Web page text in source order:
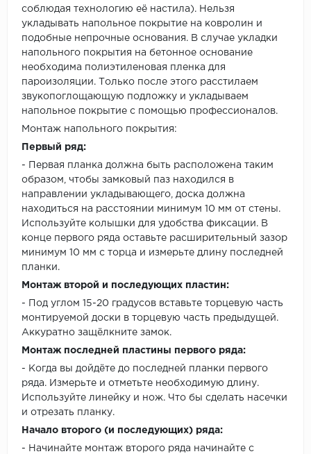
соблюдая технологию её настила). Нельзя
укладывать напольное покрытие на ковролин и
подобные непрочные основания. В случае укладки
напольного покрытия на бетонное основание
необходима полиэтиленовая пленка для
пароизоляции. Только после этого расстилаем
звукопоглощающую подложку и укладываем
напольное покрытие с помощью профессионалов.
Монтаж напольного покрытия:
Первый ряд:
- Первая планка должна быть расположена таким
образом, чтобы замковый паз находился в
направлении укладывающего, доска должна
находиться на расстоянии минимум 10 мм от стены.
Используйте колышки для удобства фиксации. В
конце первого ряда оставьте расширительный зазор
минимум 10 мм с торца и измерьте длину последней
планки.
Монтаж второй и последующих пластин:
- Под углом 15-20 градусов вставьте торцевую часть
монтируемой доски в торцевую часть предыдущей.
Аккуратно защёлкните замок.
Монтаж последней пластины первого ряда:
- Когда вы дойдёте до последней планки первого
ряда. Измерьте и отметьте необходимую длину.
Используйте линейку и нож. Что бы сделать насечки
и отрезать планку.
Начало второго (и последующих) ряда:
- Начинайте монтаж второго ряда начинайте с